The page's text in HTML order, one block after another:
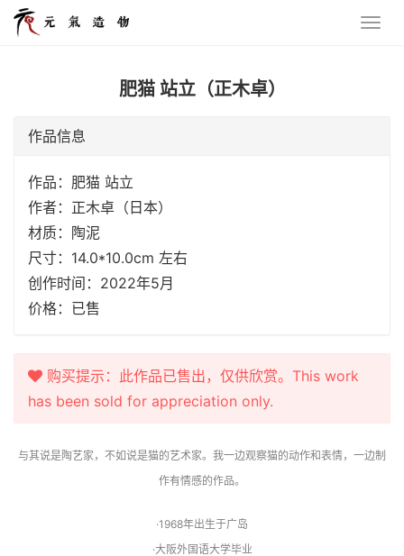
肥猫 站立（正木卓）
作品信息
作品：肥猫 站立
作者：正木卓（日本）
材质：陶泥
尺寸：14.0*10.0cm 左右
创作时间：2022年5月
价格：已售
购买提示：此作品已售出，仅供欣赏。This work
has been sold for appreciation only.
与其说是陶艺家，不如说是猫的艺术家。我一边观察猫的动作和表情，一边制
作有情感的作品。
·1968年出生于广岛
·大阪外国语大学毕业